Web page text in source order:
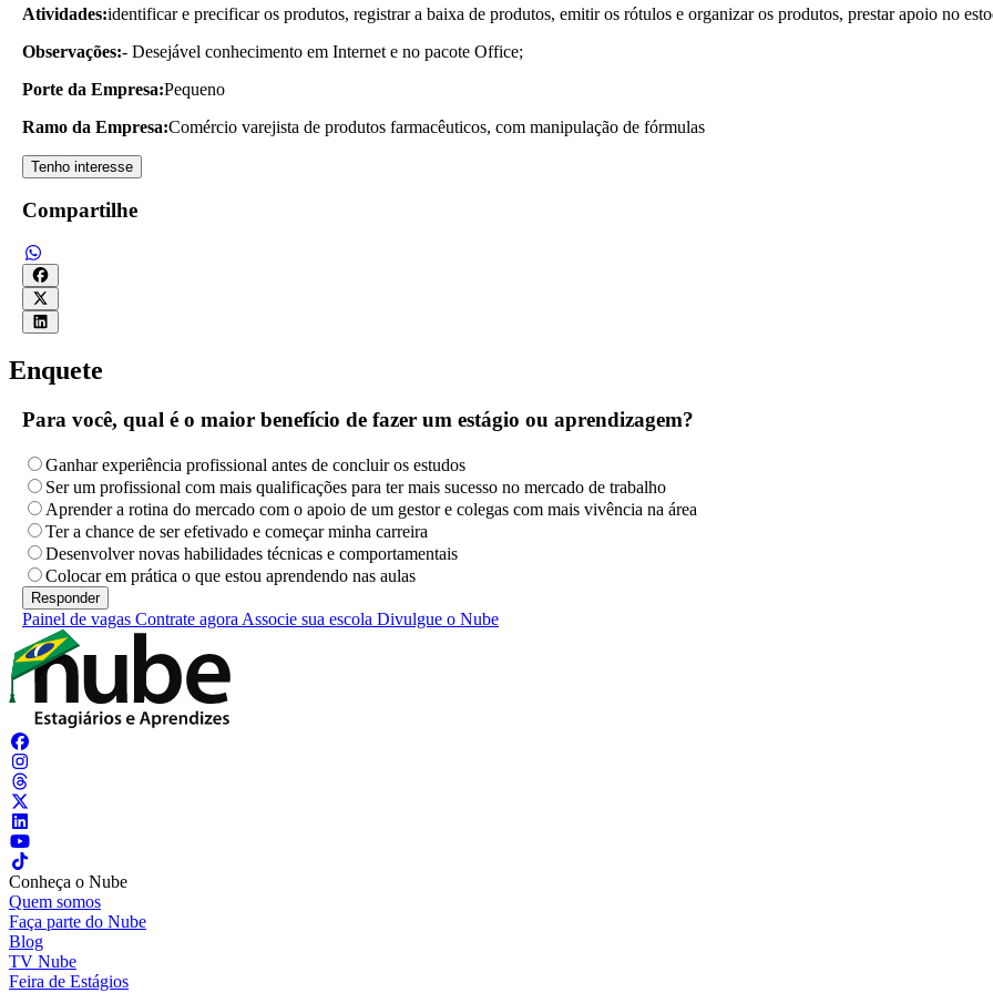
Atividades:identificar e precificar os produtos, registrar a baixa de produtos, emitir os rótulos e organizar os produtos, prestar apoio no
Observações:- Desejável conhecimento em Internet e no pacote Office;
Porte da Empresa:Pequeno
Ramo da Empresa:Comércio varejista de produtos farmacêuticos, com manipulação de fórmulas
Tenho interesse
Compartilhe
Enquete
Para você, qual é o maior benefício de fazer um estágio ou aprendizagem?
Ganhar experiência profissional antes de concluir os estudos
Ser um profissional com mais qualificações para ter mais sucesso no mercado de trabalho
Aprender a rotina do mercado com o apoio de um gestor e colegas com mais vivência na área
Ter a chance de ser efetivado e começar minha carreira
Desenvolver novas habilidades técnicas e comportamentais
Colocar em prática o que estou aprendendo nas aulas
Painel de vagas Contrate agora Associe sua escola Divulgue o Nube
Conheça o Nube
Quem somos
Faça parte do Nube
Blog
TV Nube
Feira de Estágios